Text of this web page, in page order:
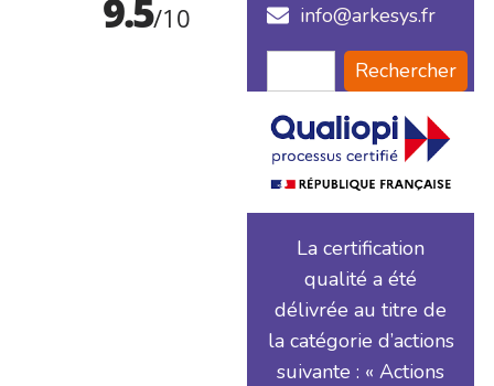
info@arkesys.fr
Rechercher
La certification
qualité a été
délivrée au titre de
la catégorie d’actions
suivante : « Actions